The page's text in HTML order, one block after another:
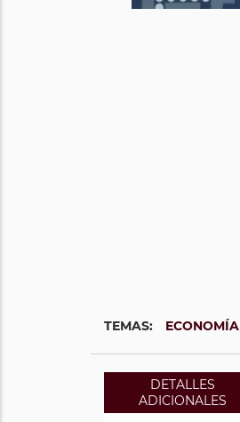
TEMAS: ECONOMÍA
DETALLES
ADICIONALES